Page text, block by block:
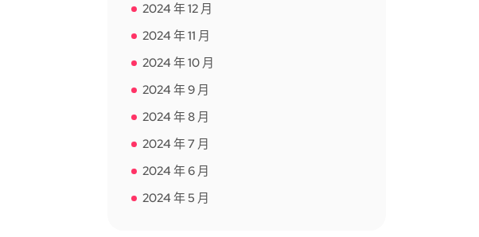
2024 年 12 月
2024 年 11 月
2024 年 10 月
2024 年 9 月
2024 年 8 月
2024 年 7 月
2024 年 6 月
2024 年 5 月